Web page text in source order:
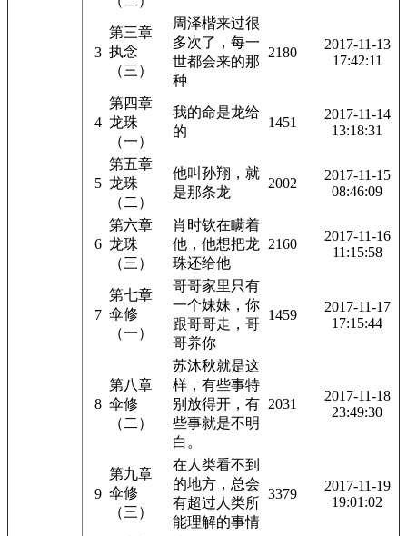
3
第三章
执念
（三）
周泽楷来过很
多次了，每一
世都会来的那
种
2180
2017-11-13
17:42:11
4
第四章
龙珠
（一）
我的命是龙给
的
1451
2017-11-14
13:18:31
5
第五章
龙珠
（二）
他叫孙翔，就
是那条龙
2002
2017-11-15
08:46:09
6
第六章
龙珠
（三）
肖时钦在瞒着
他，他想把龙
珠还给他
2160
2017-11-16
11:15:58
7
第七章
伞修
（一）
哥哥家里只有
一个妹妹，你
跟哥哥走，哥
哥养你
1459
2017-11-17
17:15:44
8
第八章
伞修
（二）
苏沐秋就是这
样，有些事特
别放得开，有
些事就是不明
白。
2031
2017-11-18
23:49:30
9
第九章
伞修
（三）
在人类看不到
的地方，总会
有超过人类所
能理解的事情
3379
2017-11-19
19:01:02